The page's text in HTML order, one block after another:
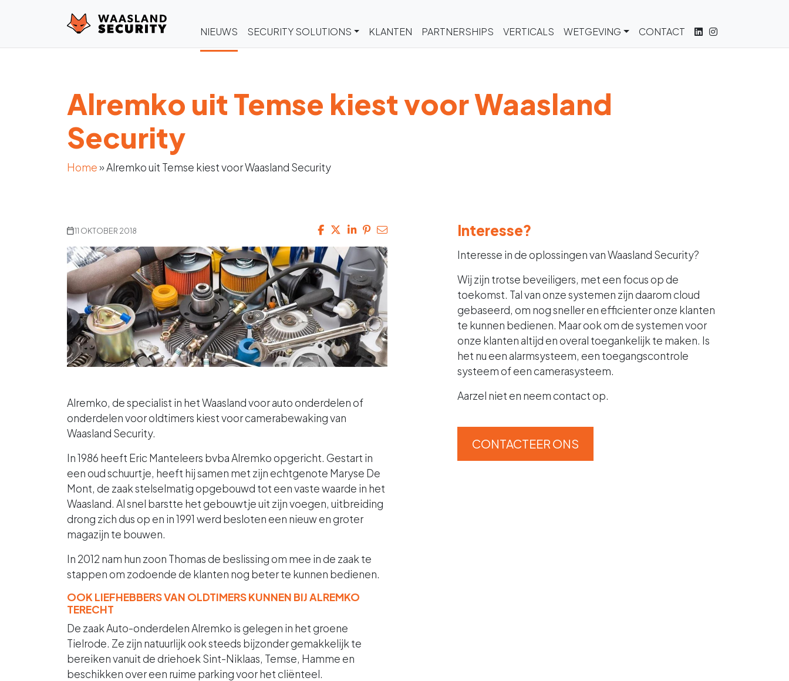
NIEUWS SECURITY SOLUTIONS KLANTEN PARTNERSHIPS VERTICALS WETGEVING CONTACT
Alremko uit Temse kiest voor Waasland
Security
Home»Alremko uit Temse kiest voor Waasland Security
11 OKTOBER 2018
Alremko, de specialist in het Waasland voor auto onderdelen of
onderdelen voor oldtimers kiest voor camerabewaking van
Waasland Security.
In 1986 heeft Eric Manteleers bvba Alremko opgericht. Gestart in
een oud schuurtje, heeft hij samen met zijn echtgenote Maryse De
Mont, de zaak stelselmatig opgebouwd tot een vaste waarde in het
Waasland. Al snel barstte het gebouwtje uit zijn voegen, uitbreiding
drong zich dus op en in 1991 werd besloten een nieuw en groter
magazijn te bouwen.
In 2012 nam hun zoon Thomas de beslissing om mee in de zaak te
stappen om zodoende de klanten nog beter te kunnen bedienen.
OOK LIEFHEBBERS VAN OLDTIMERS KUNNEN BIJ ALREMKO
TERECHT
De zaak Auto-onderdelen Alremko is gelegen in het groene
Tielrode. Ze zijn natuurlijk ook steeds bijzonder gemakkelijk te
bereiken vanuit de driehoek Sint-Niklaas, Temse, Hamme en
beschikken over een ruime parking voor het cliënteel.
Interesse?
Interesse in de oplossingen van Waasland Security?
Wij zijn trotse beveiligers, met een focus op de
toekomst. Tal van onze systemen zijn daarom cloud
gebaseerd, om nog sneller en efficienter onze klanten
te kunnen bedienen. Maar ook om de systemen voor
onze klanten altijd en overal toegankelijk te maken. Is
het nu een alarmsysteem, een toegangscontrole
systeem of een camerasysteem.
Aarzel niet en neem contact op.
CONTACTEER ONS